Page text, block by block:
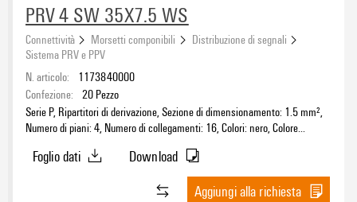
Sistema eCAD
Tipo di prodotto
PRV 4 SW 35X7.5 WS
Connettività Morsetti componibili
Distribuzione di segnali
Sistema PRV e PPV
N. articolo:
1173840000
Confezione: 20 Pezzo
Serie P, Ripartitori di derivazione, Sezione di dimensionamento: 1.5 mm²,
Numero di piani: 4, Numero di collegamenti: 16, Colori: nero, Colore
Foglio dati
Download
Aggiungi alla richiesta